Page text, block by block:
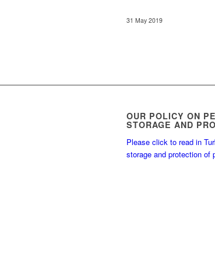
31 May 2019
OUR POLICY ON
STORAGE AND
Please click to read in
storage and protection of